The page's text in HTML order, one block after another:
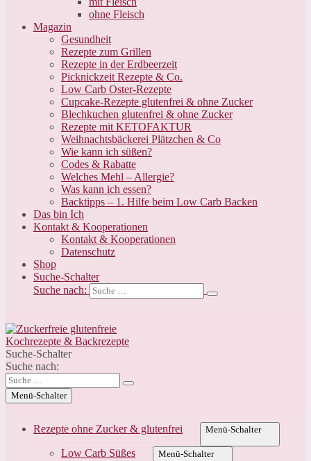
ohne Fleisch
Magazin
Gesundheit
Rezepte zum Grillen
Rezepte in der Erdbeerzeit
Picknickzeit Rezepte & Co.
Low Carb Oster-Rezepte
Cupcake-Rezepte glutenfrei & ohne Zucker
Blechkuchen glutenfrei & ohne Zucker
Rezepte mit KETOFAKTUR
Weihnachtsbäckerei Plätzchen & Co
Wie kann ich süßen?
Codes & Rabatte
Welches Mehl – Allergie?
Was kann ich essen?
Backtipps – 1. Hilfe beim Low Carb Backen
Das bin Ich
Kontakt & Kooperationen
Kontakt & Kooperationen
Datenschutz
Shop
Suche-Schalter
Suche nach:
Suche-Schalter
Suche nach:
Menü-Schalter
Rezepte ohne Zucker & glutenfrei Menü-Schalter
Low Carb Süßes Menü-Schalter